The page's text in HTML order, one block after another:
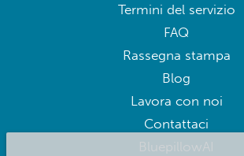
Termini del servizio
FAQ
Rassegna stampa
Blog
Lavora con noi
Contattaci
BluepillowAI